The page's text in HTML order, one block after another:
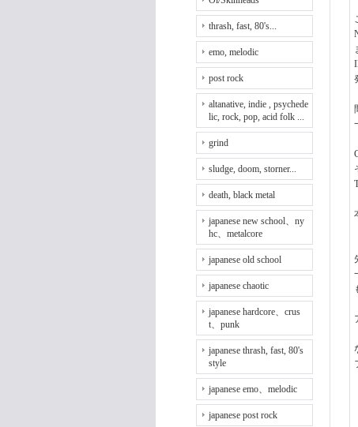
thrash, fast, 80's...
emo, melodic
post rock
altanative, indie , psychede
lic, rock, pop, acid folk ...
grind
sludge, doom, storner...
death, black metal
japanese new school、ny
hc、metalcore
japanese old school
japanese chaotic
japanese hardcore、crus
t、punk
japanese thrash, fast, 80's
style
japanese emo、melodic
japanese post rock